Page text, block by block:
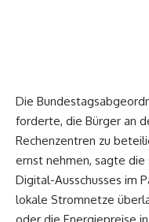
Die
forderte, die Bürger an
Rechenzentren zu
ernst nehmen, sagte
Digital-Ausschusses im
lokale Stromnetze
oder die Energiepreise